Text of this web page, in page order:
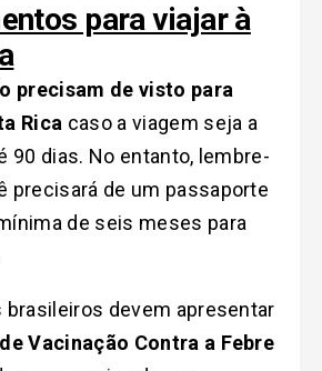
para viajar à
precisam de visto para
Rica caso a viagem seja a
90 dias. No entanto, lembre-
precisará de um passaporte
de seis meses para
brasileiros devem apresentar
Vacinação Contra a Febre